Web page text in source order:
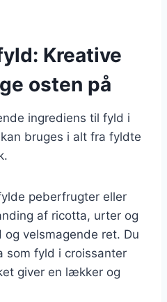
Kreative
osten på
ingrediens til fyld i
bruges i alt fra fyldte
peberfrugter eller
af ricotta, urter og
velsmagende ret. Du
som fyld i croissanter
giver en lækker og